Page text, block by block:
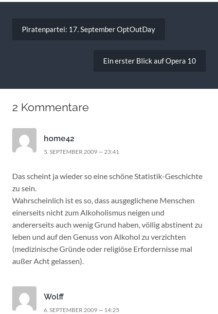
Piratenpartei: 17. September OptOutDay
Ein erster Blick auf Opera 10
2 Kommentare
home42
5. SEPTEMBER 2009 — 23:41
Das scheint ja wieder so eine schöne Statistik-Geschichte
zu sein.
Wahrscheinlich ist es so, dass ausgeglichene Menschen
einerseits nicht zum Alkoholismus neigen und
andererseits auch wenig Grund haben, völlig abstinent zu
leben und auf den Genuss von Alkohol zu verzichten
(medizinische Gründe oder religiöse Erfordernisse mal
außer Acht gelassen).
Wolff
6. SEPTEMBER 2009 — 14:25